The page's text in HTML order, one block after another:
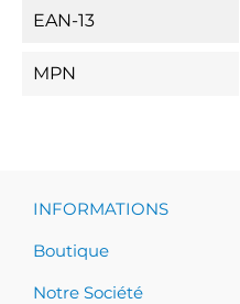
EAN-13
MPN
INFORMATIONS
Boutique
Notre Société